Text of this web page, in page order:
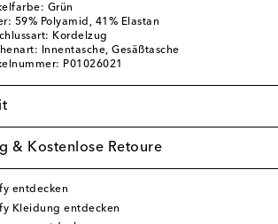
Grün
59% Polyamid, 41% Elastan
Kordelzug
Innentasche, Gesäßtasche
P01026021
& Kostenlose Retoure
entdecken
Kleidung entdecken